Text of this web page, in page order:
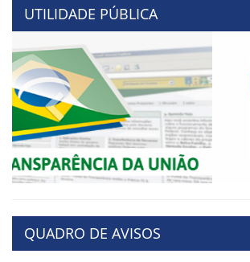
UTILIDADE PÚBLICA
Previous
QUADRO DE AVISOS